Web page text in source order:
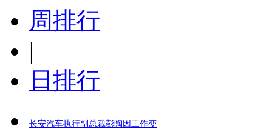
周排行
|
日排行
长安汽车执行副总裁彭陶因工作变